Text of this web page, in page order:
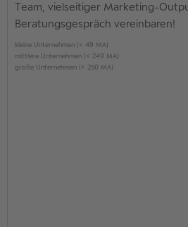
Team, vielseitiger Marketing-
Beratungsgespräch vereinbaren!
kleine Unternehmen (< 49 MA)
mittlere Unternehmen (< 249 MA)
große Unternehmen (> 250 MA)